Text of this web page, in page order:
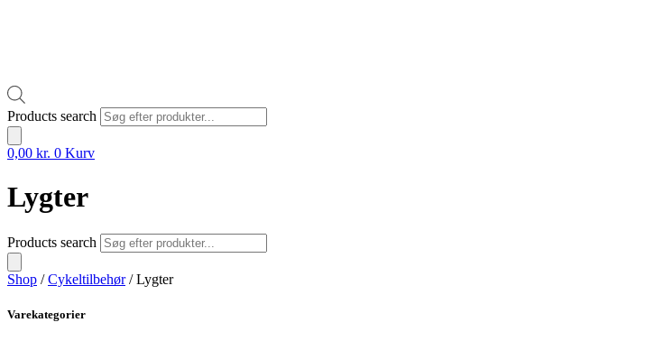
Products search
0,00 kr. 0 Kurv
Lygter
Products search
Shop /Cykeltilbehør/ Lygter
Varekategorier